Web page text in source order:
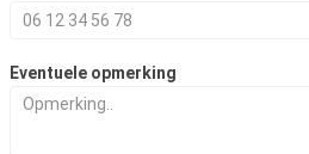
Eventuele opmerking